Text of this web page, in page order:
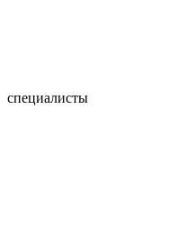
специалисты